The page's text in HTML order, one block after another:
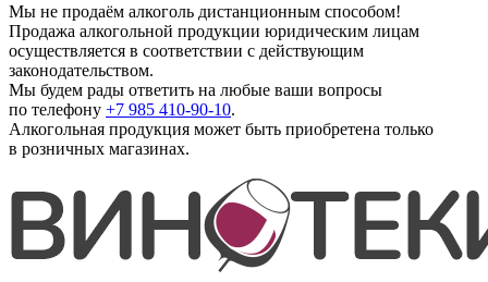
Мы не продаём алкоголь дистанционным способом!
Продажа алкогольной продукции юридическим лицам
осуществляется в соответствии с действующим
законодательством.
Мы будем рады ответить на любые ваши вопросы
по телефону +7 985 410-90-10.
Алкогольная продукция может быть приобретена только
в розничных магазинах.